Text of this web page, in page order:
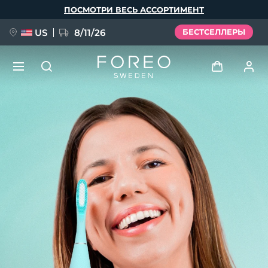
ПОСМОТРИ ВЕСЬ АССОРТИМЕНТ
US 8/11/26 БЕСТСЕЛЛЕРЫ
Профиль пользователя
Мои приборы
Мои заказы
Мои адреса
Мои подписки
FAQ™ Pure Beauty-Tech Elixir
BREAKING NEWS
issa™ Teeth Whitening Set
Deutsch
Español
Français
Italiano
Português
Svenska
Русский
简体中文 繁體中文